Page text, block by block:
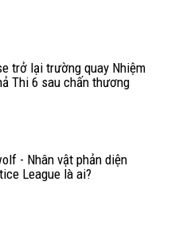
trở lại trường quay Nhiệm
Thi 6 sau chấn thương
- Nhân vật phản diện
League là ai?